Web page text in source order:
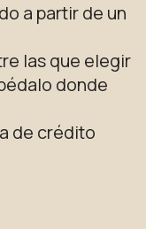
a partir de un
las que elegir
donde
de crédito